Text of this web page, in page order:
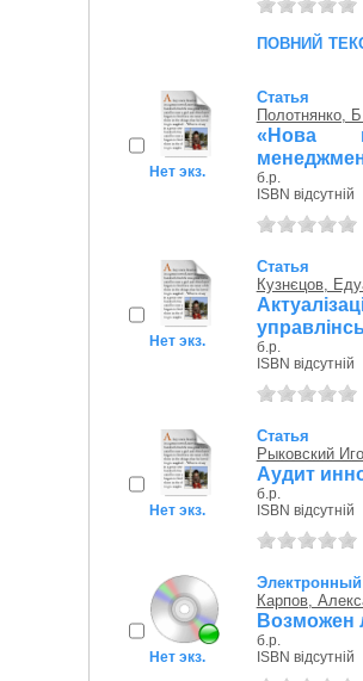
повний
Нет экз.
Статья
Полотнянко,
«Нова
б.р.
ISBN відсутній
Нет экз.
Статья
Кузнєцов,
б.р.
ISBN відсутній
Нет экз.
Статья
Рыковский
Аудит
б.р.
ISBN відсутній
Нет экз.
Электронный
Карпов,
Возможен
б.р.
ISBN відсутній